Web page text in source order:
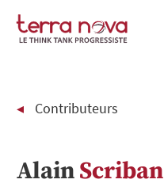
Contributeurs
AlainScriban